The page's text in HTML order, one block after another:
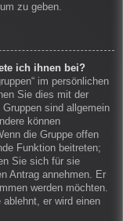
zu geben.
ich ihnen bei?
im persönlichen
Sie dies mit der
sind allgemein
können
die Gruppe offen
Funktion beitreten;
Sie sich für sie
Antrag annehmen. Er
werden möchten.
er wird einen